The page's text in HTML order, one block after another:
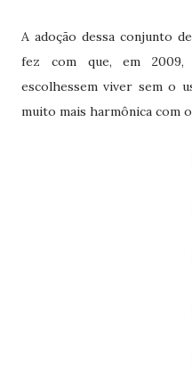
A adoção dessa conjunto
fez com que, em 2009,
escolhessem viver sem o
muito mais harmônica com